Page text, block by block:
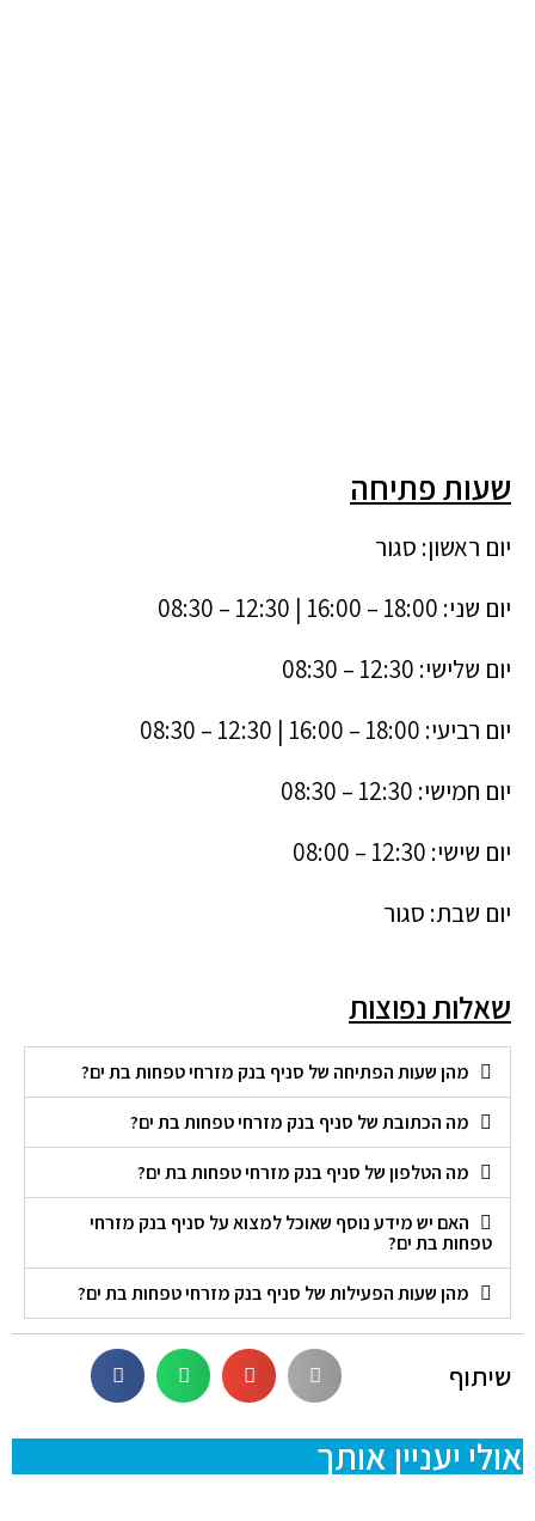
שעות פתיחה
יום ראשון: סגור
יום שני: 18:00 – 16:00 | 12:30 – 08:30
יום שלישי: 12:30 – 08:30
יום רביעי: 18:00 – 16:00 | 12:30 – 08:30
יום חמישי: 12:30 – 08:30
יום שישי: 12:30 – 08:00
יום שבת: סגור
שאלות נפוצות
מהן שעות הפתיחה של סניף בנק מזרחי טפחות בת ים?
מה הכתובת של סניף בנק מזרחי טפחות בת ים?
מה הטלפון של סניף בנק מזרחי טפחות בת ים?
האם יש מידע נוסף שאוכל למצוא על סניף בנק מזרחי
טפחות בת ים?
מהן שעות הפעילות של סניף בנק מזרחי טפחות בת ים?
שיתוף
אולי יעניין אותך